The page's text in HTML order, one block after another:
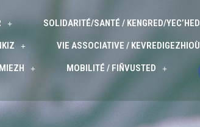
SOLIDARITÉ/SANTÉ / KENGRED/YEC’HED
VIE ASSOCIATIVE / KEVREDIGEZHIOÙ
MOBILITÉ / FIÑVUSTED